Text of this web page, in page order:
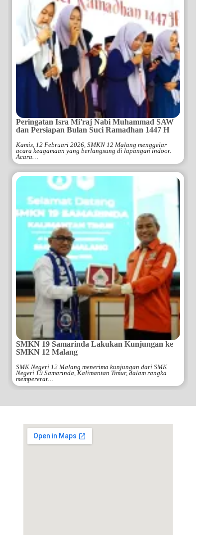
Peringatan Isra Mi'raj Nabi Muhammad SAW
dan Persiapan Bulan Suci Ramadhan 1447 H
Kamis, 12 Februari 2026, SMKN 12 Malang menggelar
acara keagamaan yang berlangsung di lapangan indoor.
Acara…
SMKN 19 Samarinda Lakukan Kunjungan ke
SMKN 12 Malang
SMK Negeri 12 Malang menerima kunjungan dari SMK
Negeri 19 Samarinda, Kalimantan Timur, dalam rangka
mempererat…